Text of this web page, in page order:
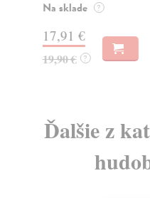
Na sklade ?
17,91 €
19,90 € ?
Ďalšie z